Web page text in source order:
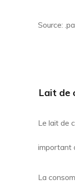
Source:
Lait de
Le lait de
important
La